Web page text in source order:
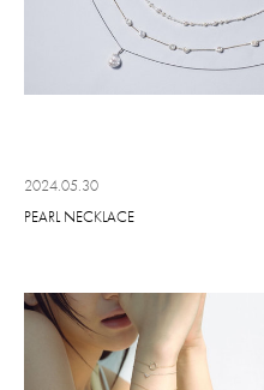
2024.05.30
PEARL NECKLACE